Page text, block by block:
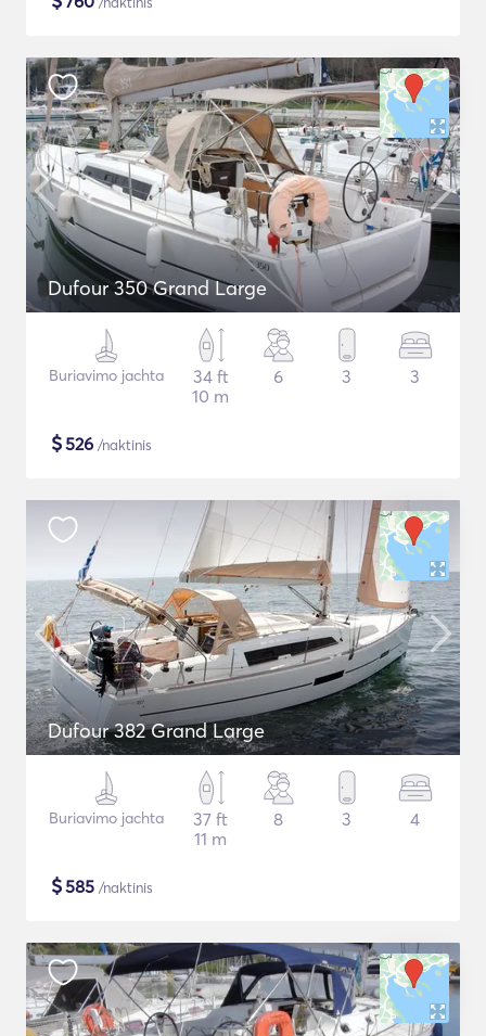
Dufour 350 Grand Large
Buriavimo jachta
34 ft
10 m
6 3 3
$526 /naktinis
Dufour 382 Grand Large
Buriavimo jachta
37 ft
11 m
8 3 4
$585 /naktinis